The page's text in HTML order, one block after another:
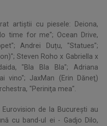
artiştii cu piesele: Deiona,
time for me"; Ocean Drive,
Andrei Duțu, "Statues";
Steven Roho x Gabriella x
"Bla Bla Bla"; Adriana
vino"; JaxMan (Erin Dăneţ)
"Periniţa mea".
de la Bucureşti au
cu band-ul ei - Gadjo Dilo,